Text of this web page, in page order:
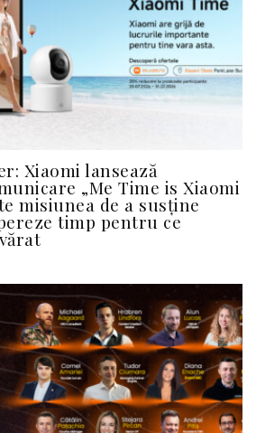
Xiaomi lansează
„Me Time is Xiaomi
misiunea de a susține
timp pentru ce